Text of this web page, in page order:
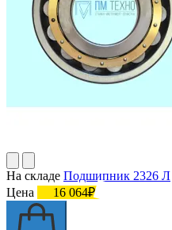
На складе Подшипник 2326 Л
Цена
16 064₽